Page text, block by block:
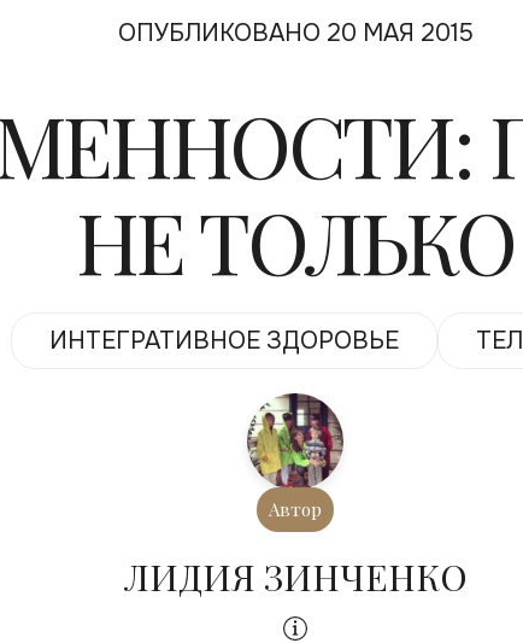
ОПУБЛИКОВАНО 20 МАЯ 2015
НЕ ТОЛЬКО
ИНТЕГРАТИВНОЕ ЗДОРОВЬЕ
Автор
ЛИДИЯ ЗИНЧЕНКО